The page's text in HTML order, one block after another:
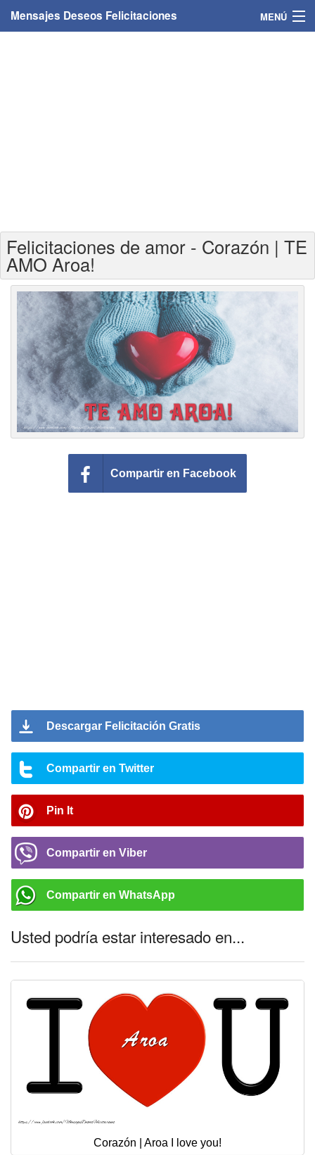
Mensajes Deseos Felicitaciones MENÚ
Felicitaciones para años
Felicitaciones días de la semana
Felicitaciones días del año
Felicitaciones musicales
Entrar
Felicitaciones de amor - Corazón | TE
AMO Aroa!
Compartir en Facebook
Descargar Felicitación Gratis
Compartir en Twitter
Pin It
Compartir en Viber
Compartir en WhatsApp
Usted podría estar interesado en...
Corazón | Aroa I love you!